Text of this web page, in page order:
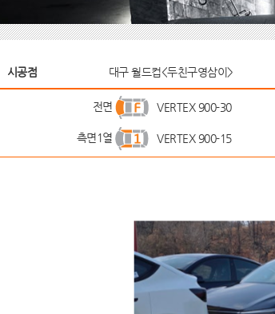
시공점 대구 월드컵<두친구영삼이>
전면 VERTEX 900-30
측면1열 VERTEX 900-15